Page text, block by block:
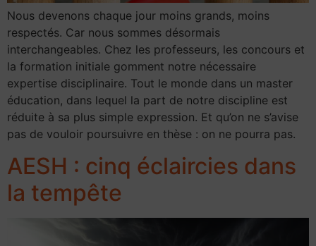
Nous devenons chaque jour moins grands, moins
respectés. Car nous sommes désormais
interchangeables. Chez les professeurs, les concours et
la formation initiale gomment notre nécessaire
expertise disciplinaire. Tout le monde dans un master
éducation, dans lequel la part de notre discipline est
réduite à sa plus simple expression. Et qu’on ne s’avise
pas de vouloir poursuivre en thèse : on ne pourra pas.
AESH : cinq éclaircies dans
la tempête